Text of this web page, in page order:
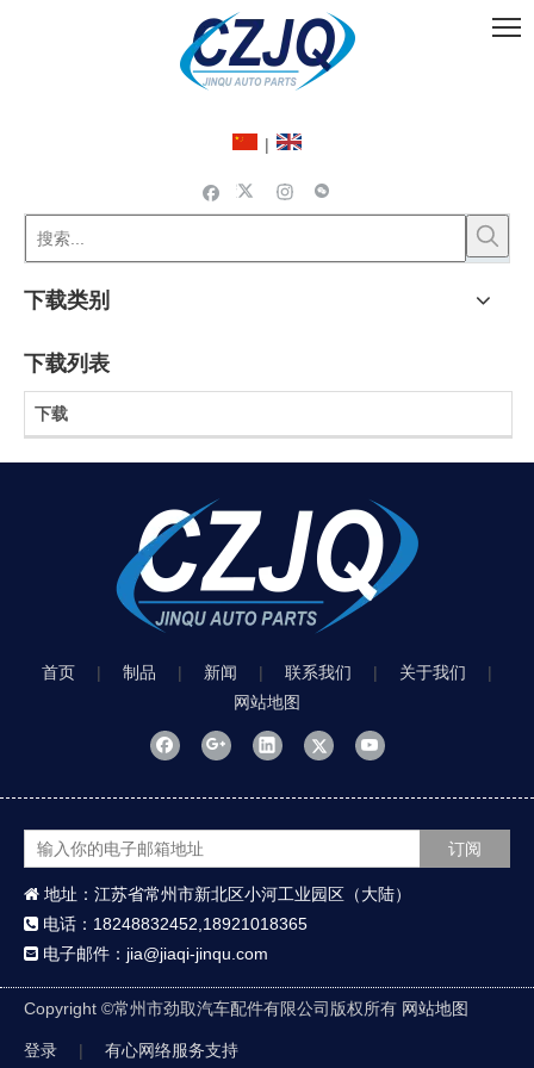
|
下载类别
下载列表
下载
首页 | 制品 | 新闻 | 联系我们 | 关于我们
|
网站地图
订阅
 地址：江苏省常州市新北区小河工业园区（大陆）
 电话：18248832452,18921018365
 电子邮件：jia@jiaqi-jinqu.com
Copyright ©常州市劲取汽车配件有限公司版权所有 网站地图
登录 | 有心网络服务支持